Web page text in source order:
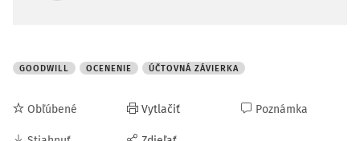
GOODWILL OCENENIE ÚČTOVNÁ ZÁVIERKA
Obľúbené Vytlačiť Poznámka